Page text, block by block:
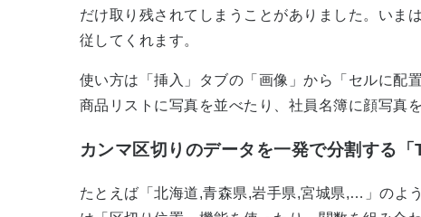
だけ取り残されてしまうことがありました。いま
従してくれます。
使い方は「挿入」タブの「画像」から「セルに配
商品リストに写真を並べたり、社員名簿に顔写真
カンマ区切りのデータを一発で分割する「
たとえば「北海道,青森県,岩手県,宮城県,…」のよ